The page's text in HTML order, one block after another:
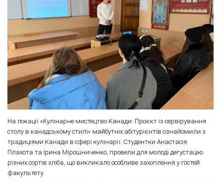
На локації «Кулінарне мистецтво Канади. Проєкт із сервірування
столу в канадському стилі» майбутніх абітурієнтів ознайомили з
традиціями Канади в сфері кулінарії. Студентки Анастасія
Плахота та Ірина Мірошниченко, провели для молоді дегустацію
різних сортів хліба, що викликало особливе захоплення у гостей
факультету.